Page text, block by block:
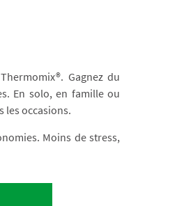
Gagnez du
En solo, en famille ou
les occasions.
Moins de stress,